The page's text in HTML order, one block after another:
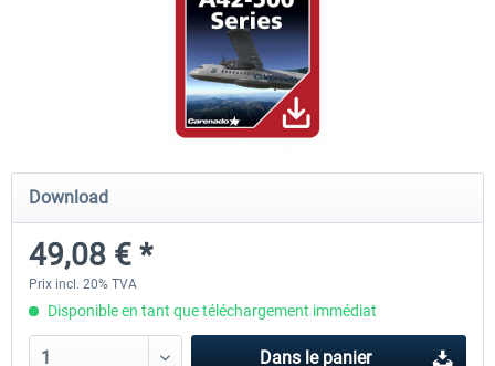
Airbus Bundle
52,77 € *
iFly Jets-The 737NG for
Download
49,08 € *
Prix incl. 20% TVA
Disponible en tant que téléchargement immédiat
Dans le panier